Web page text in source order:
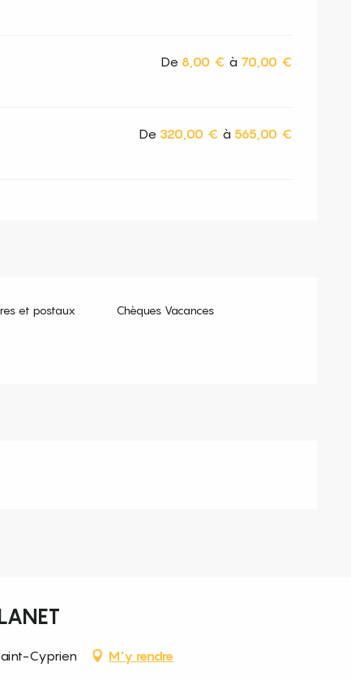
De 8,00 € à 70,00 €
De 320,00 € à 565,00 €
et postaux Chèques Vacances
Cyprien M'y rendre